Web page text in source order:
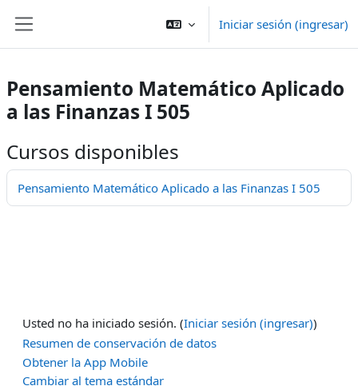
Iniciar sesión (ingresar)
Pensamiento Matemático Aplicado
a las Finanzas I 505
Cursos disponibles
Pensamiento Matemático Aplicado a las Finanzas I 505
Usted no ha iniciado sesión. (Iniciar sesión (ingresar))
Resumen de conservación de datos
Obtener la App Mobile
Cambiar al tema estándar